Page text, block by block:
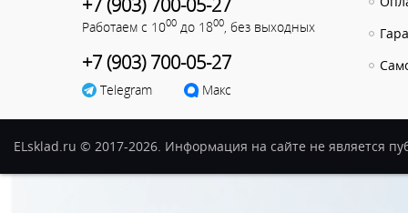
Работаем с 1000 до 1800 , без выходных
+7 (903) 700-05-27
Telegram Макс
ELsklad.ru © 2017-2026. Информация на сайте не является